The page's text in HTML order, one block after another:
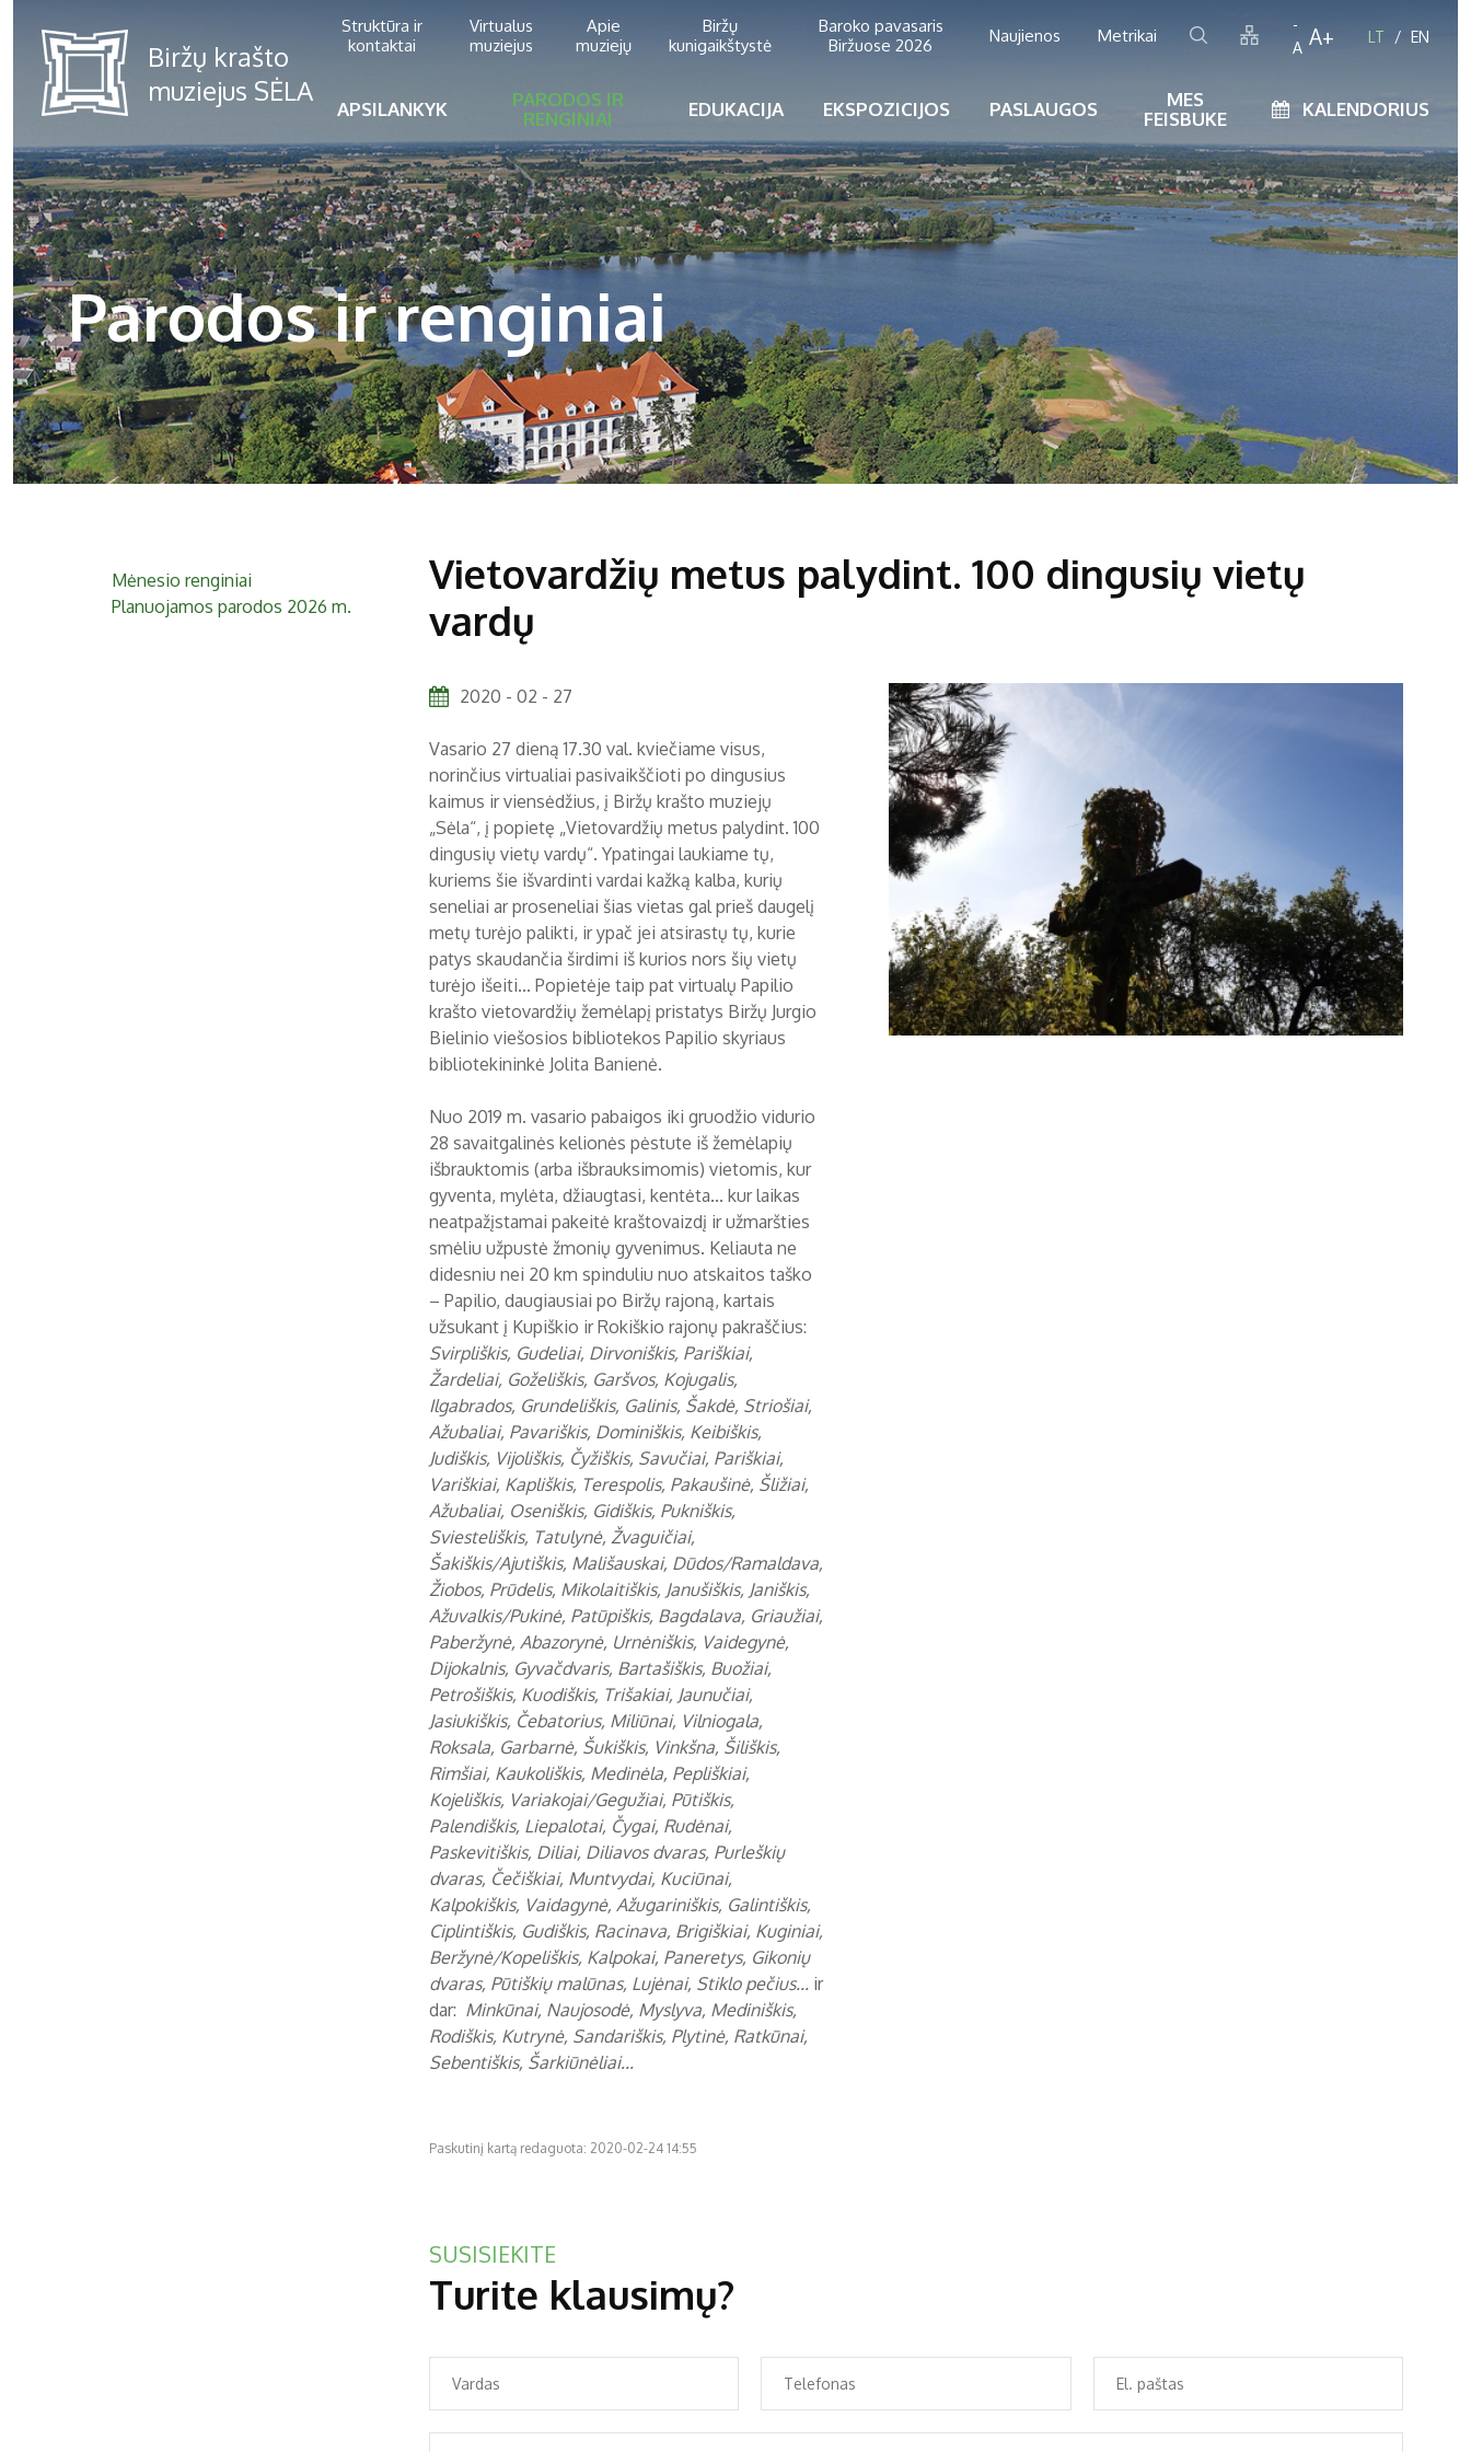
Struktūra ir
kontaktai
Virtualus
muziejus
Apie
muziejų
Biržų
kunigaikštystė
Baroko pavasaris
Biržuose 2026
Naujienos Metrikai
-
A A+ LT EN
APSILANKYK
PARODOS IR
RENGINIAI
EDUKACIJA EKSPOZICIJOS PASLAUGOS
MES
FEISBUKE
KALENDORIUS
Parodos ir renginiai
Mėnesio renginiai
Planuojamos parodos 2026 m.
Vietovardžių metus palydint. 100 dingusių vietų
vardų
2020 - 02 - 27
Vasario 27 dieną 17.30 val. kviečiame visus,
norinčius virtualiai pasivaikščioti po dingusius
kaimus ir viensėdžius, į Biržų krašto muziejų
„Sėla“, į popietę „Vietovardžių metus palydint. 100
dingusių vietų vardų“. Ypatingai laukiame tų,
kuriems šie išvardinti vardai kažką kalba, kurių
seneliai ar proseneliai šias vietas gal prieš daugelį
metų turėjo palikti, ir ypač jei atsirastų tų, kurie
patys skaudančia širdimi iš kurios nors šių vietų
turėjo išeiti... Popietėje taip pat virtualų Papilio
krašto vietovardžių žemėlapį pristatys Biržų Jurgio
Bielinio viešosios bibliotekos Papilio skyriaus
bibliotekininkė Jolita Banienė.
Nuo 2019 m. vasario pabaigos iki gruodžio vidurio
28 savaitgalinės kelionės pėstute iš žemėlapių
išbrauktomis (arba išbrauksimomis) vietomis, kur
gyventa, mylėta, džiaugtasi, kentėta... kur laikas
neatpažįstamai pakeitė kraštovaizdį ir užmaršties
smėliu užpustė žmonių gyvenimus. Keliauta ne
didesniu nei 20 km spinduliu nuo atskaitos taško
– Papilio, daugiausiai po Biržų rajoną, kartais
užsukant į Kupiškio ir Rokiškio rajonų pakraščius:
Svirpliškis, Gudeliai, Dirvoniškis, Pariškiai,
Žardeliai, Goželiškis, Garšvos, Kojugalis,
Ilgabrados, Grundeliškis, Galinis, Šakdė, Striošiai,
Ažubaliai, Pavariškis, Dominiškis, Keibiškis,
Judiškis, Vijoliškis, Čyžiškis, Savučiai, Pariškiai,
Variškiai, Kapliškis, Terespolis, Pakaušinė, Šližiai,
Ažubaliai, Oseniškis, Gidiškis, Pukniškis,
Sviesteliškis, Tatulynė, Žvaguičiai,
Šakiškis/Ajutiškis, Mališauskai, Dūdos/Ramaldava,
Žiobos, Prūdelis, Mikolaitiškis, Janušiškis, Janiškis,
Ažuvalkis/Pukinė, Patūpiškis, Bagdalava, Griaužiai,
Paberžynė, Abazorynė, Urnėniškis, Vaidegynė,
Dijokalnis, Gyvačdvaris, Bartašiškis, Buožiai,
Petrošiškis, Kuodiškis, Trišakiai, Jaunučiai,
Jasiukiškis, Čebatorius, Miliūnai, Vilniogala,
Roksala, Garbarnė, Šukiškis, Vinkšna, Šiliškis,
Rimšiai, Kaukoliškis, Medinėla, Pepliškiai,
Kojeliškis, Variakojai/Gegužiai, Pūtiškis,
Palendiškis, Liepalotai, Čygai, Rudėnai,
Paskevitiškis, Diliai, Diliavos dvaras, Purleškių
dvaras, Čečiškiai, Muntvydai, Kuciūnai,
Kalpokiškis, Vaidagynė, Ažugariniškis, Galintiškis,
Ciplintiškis, Gudiškis, Racinava, Brigiškiai, Kuginiai,
Beržynė/Kopeliškis, Kalpokai, Paneretys, Gikonių
dvaras, Pūtiškių malūnas, Lujėnai, Stiklo pečius... ir
dar: Minkūnai, Naujosodė, Myslyva, Mediniškis,
Rodiškis, Kutrynė, Sandariškis, Plytinė, Ratkūnai,
Sebentiškis, Šarkiūnėliai...
Paskutinį kartą redaguota: 2020-02-24 14:55
SUSISIEKITE
Turite klausimų?